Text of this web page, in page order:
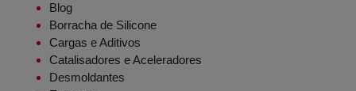
Blog
Borracha de Silicone
Cargas e Aditivos
Catalisadores e Aceleradores
Desmoldantes